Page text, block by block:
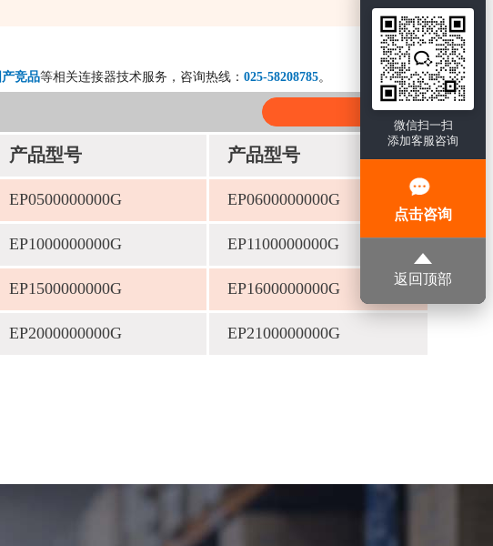
微信扫一扫
添加客服咨询
点击咨询
返回顶部
产竞品等相关连接器技术服务，咨询热线： 025-58208785。
产品型号 产品型号
EP0500000000G EP0600000000G
EP1000000000G EP1100000000G
EP1500000000G EP1600000000G
EP2000000000G EP2100000000G